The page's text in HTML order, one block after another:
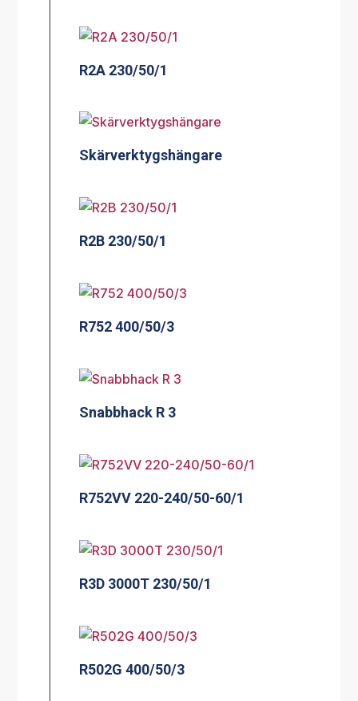
R2A 230/50/1
Skärverktygshängare
R2B 230/50/1
R752 400/50/3
Snabbhack R 3
R752VV 220-240/50-60/1
R3D 3000T 230/50/1
R502G 400/50/3